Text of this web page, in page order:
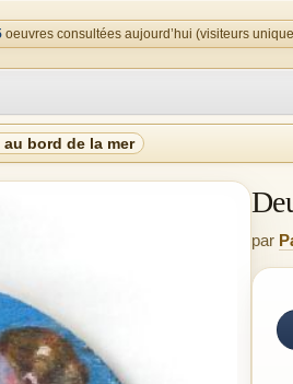
oeuvres consultées aujourd’hui (visiteurs
bord de la mer
par